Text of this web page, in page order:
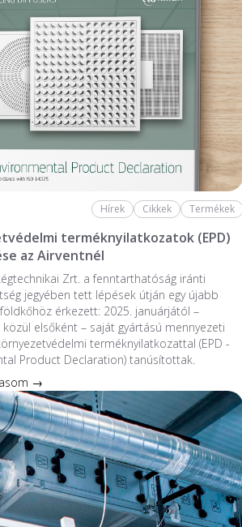
Hírek Cikkek Termékek
terméknyilatkozatok (EPD)
az Airventnél
Zrt. a fenntarthatóság iránti
jegyében tett lépések útján egy újabb
érkezett: 2025. januárjától –
elsőként – saját gyártású mennyezeti
terméknyilatkozattal (EPD -
Product Declaration) tanúsítottak.
→